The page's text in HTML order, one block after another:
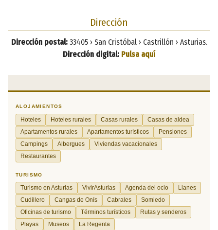
Dirección
Dirección postal:33405 › San Cristóbal › Castrillón › Asturias.
Dirección digital: Pulsa aquí